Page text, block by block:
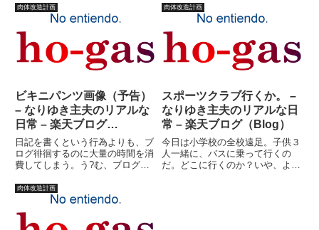
理解していなかったため、葛西臨
海公園までは辿り着けなかった。
今日こそはいってやろう、憧れの
葛西臨海公園。今回は、国土交
通...
フにトラクターを借りて、開拓し
て畑にしてしまったのだ。とても
じゃないが、私には出来ない。そ
の親戚が、年に一度、子供達を
芋...
肉体改造計画
ビキニパンツ画像（予告）
– なりゆき主夫のリアルな
日常 – 楽天ブログ
（Blog）
日記を書くという行為よりも、ブ
ログ徘徊するのに大量の時間を消
費してしまう。う?む、ブログ依
無沙汰している「日記リンクして
いる」皆さんもいたりする。この
場を借りて、お詫び申し上げま
す。申し訳ありません?！！
肉体改造計画
スポーツクラブ行くか。 –
なりゆき主夫のリアルな日
常 – 楽天ブログ（Blog）
今日は小学校の全校遠足。子供３
人一緒に、バスに乗って行くの
だ。どこに行くのか？いや、よく
肉体改造計画